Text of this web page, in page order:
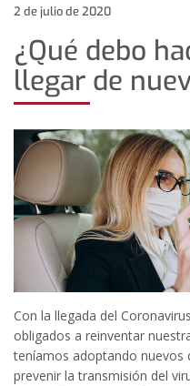
y
de
nuevo
al
hogar?
2 de julio de 2020
¿Qué debo
llegar de
Con la llegada del
obligados a reinventar
teníamos adoptando
prevenir la transmisión del